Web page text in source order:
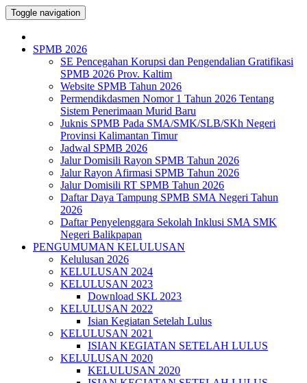
Toggle navigation
SPMB 2026
SE Pencegahan Korupsi dan Pengendalian Gratifikasi
SPMB 2026 Prov. Kaltim
Website SPMB Tahun 2026
Permendikdasmen Nomor 1 Tahun 2026 Tentang
Sistem Penerimaan Murid Baru
Juknis SPMB Pada SMA/SMK/SLB/SKh Negeri
Provinsi Kalimantan Timur
Jadwal SPMB 2026
Jalur Domisili Rayon SPMB Tahun 2026
Jalur Rayon Afirmasi SPMB Tahun 2026
Jalur Domisili RT SPMB Tahun 2026
Daftar Daya Tampung SPMB SMA Negeri Tahun
2026
Daftar Penyelenggara Sekolah Inklusi SMA SMK
Negeri Balikpapan
PENGUMUMAN KELULUSAN
Kelulusan 2026
KELULUSAN 2024
KELULUSAN 2023
Download SKL 2023
KELULUSAN 2022
Isian Kegiatan Setelah Lulus
KELULUSAN 2021
ISIAN KEGIATAN SETELAH LULUS
KELULUSAN 2020
KELULUSAN 2020